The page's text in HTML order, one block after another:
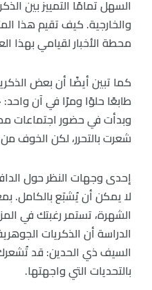
السهل تمامًا التمييز بين
والخارجية. كيف تقيم هذا
محطة الأخبار لقيامي بهذا
كما تبين أيضًا أن بعض
طابعًا حلوًا ومرًا في آن
وبدأت في حضور اجتماعات
شعرت بالتحرر، لكن الخوف
إحدى وجهات النظر حول
لا يمكن أن يُشبَع بالكامل.
الشهرة، تستمر رغبتك في
الدراسة أن الذكريات
السيف ذي الحدين: قد تُشعرك
بالتحديات التي واجهتها.